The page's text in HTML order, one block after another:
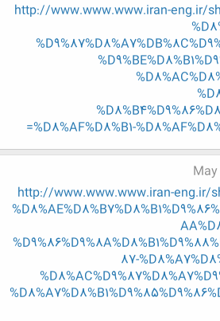
http://www.www.www.iran-eng.ir/
%D8%AF%D8%B1-
May
http://www.www.www.iran-eng.ir/
87-